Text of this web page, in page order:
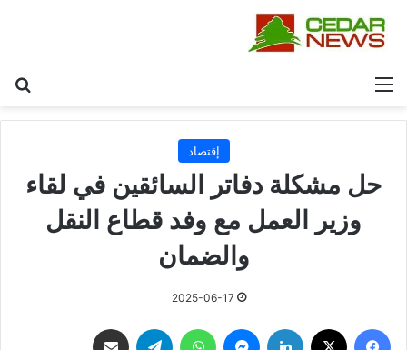
القائمة
إقتصاد
حل مشكلة دفاتر السائقين في لقاء
وزير العمل مع وفد قطاع النقل
والضمان
2025-06-17
فيسبوك لينكدإن ماسنجر واتساب تيلقرام